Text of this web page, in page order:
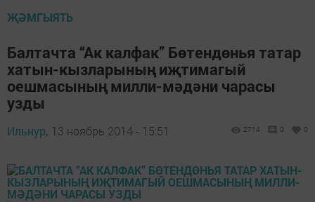
ҖӘМГЫЯТЬ
Балтачта “Ак калфак” Бөтендөнья татар
хатын-кызларының иҗтимагый
оешмасының милли-мәдәни чарасы
узды
Ильнур, 13 ноябрь 2014 - 15:51 2714 0 0